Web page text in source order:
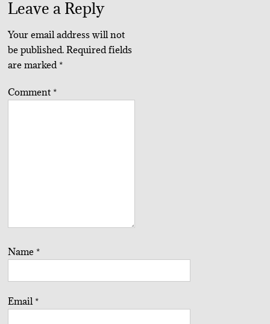
Leave a Reply
Your email address will not
be published. Required fields
are marked *
Comment *
Name *
Email *